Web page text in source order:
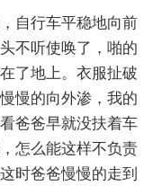
自行车平稳地向前
不听使唤了，啪的
了地上。衣服扯破
慢的向外渗，我的
爸爸早就没扶着车
怎么能这样不负责
时爸爸慢慢的走到